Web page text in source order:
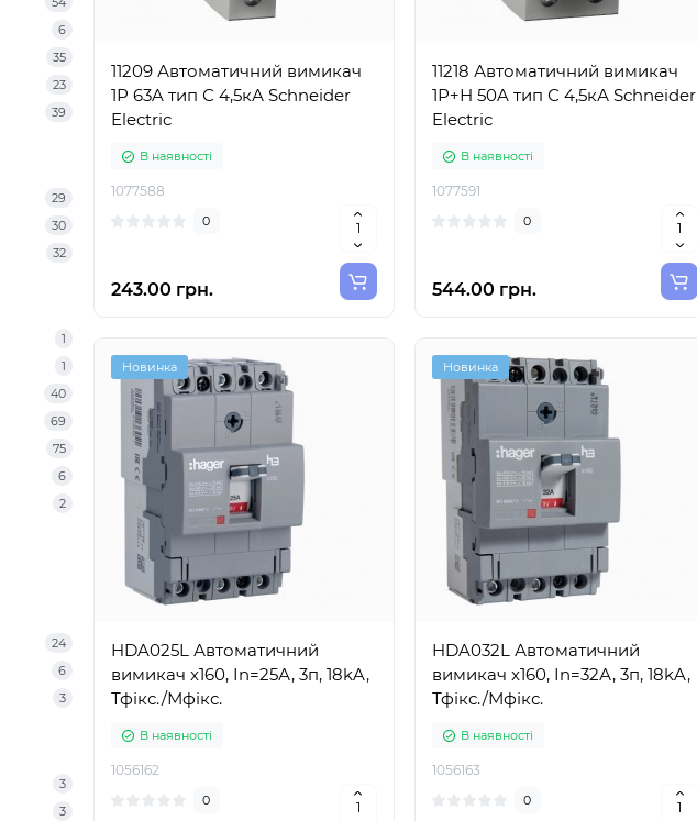
6
35
23
39
29
30
32
1
1
40
69
75
6
2
24
6
3
3
3
11209 Автоматичний вимикач
1Р 63A тип С 4,5кА Schneider
Electric
В наявності
1077588
0
243.00 грн.
11218 Автоматичний вимикач
1Р+Н 50A тип С 4,5кА Schneider
Electric
В наявності
1077591
0
544.00 грн.
Новинка
HDA025L Автоматичний
вимикач x160, In=25А, 3п, 18kA,
Тфікс./Мфікс.
В наявності
1056162
0
Новинка
HDA032L Автоматичний
вимикач x160, In=32А, 3п, 18kA,
Тфікс./Мфікс.
В наявності
1056163
0